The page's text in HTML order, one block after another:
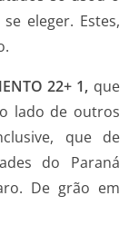
eleger. Estes,
22+ 1, que
lado de outros
que de
do Paraná
De grão em